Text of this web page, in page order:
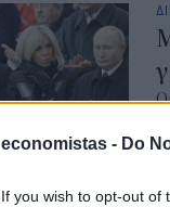
economistas - Do
If you wish to opt-out of